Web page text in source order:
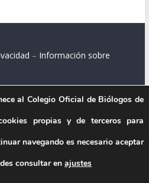
– Información sobre
de la Comunidad de Madrid.
2º int.izq. 28003 Madrid.
al Colegio Oficial de Biólogos de
propias y de terceros para
navegando es necesario aceptar
consultar en ajustes